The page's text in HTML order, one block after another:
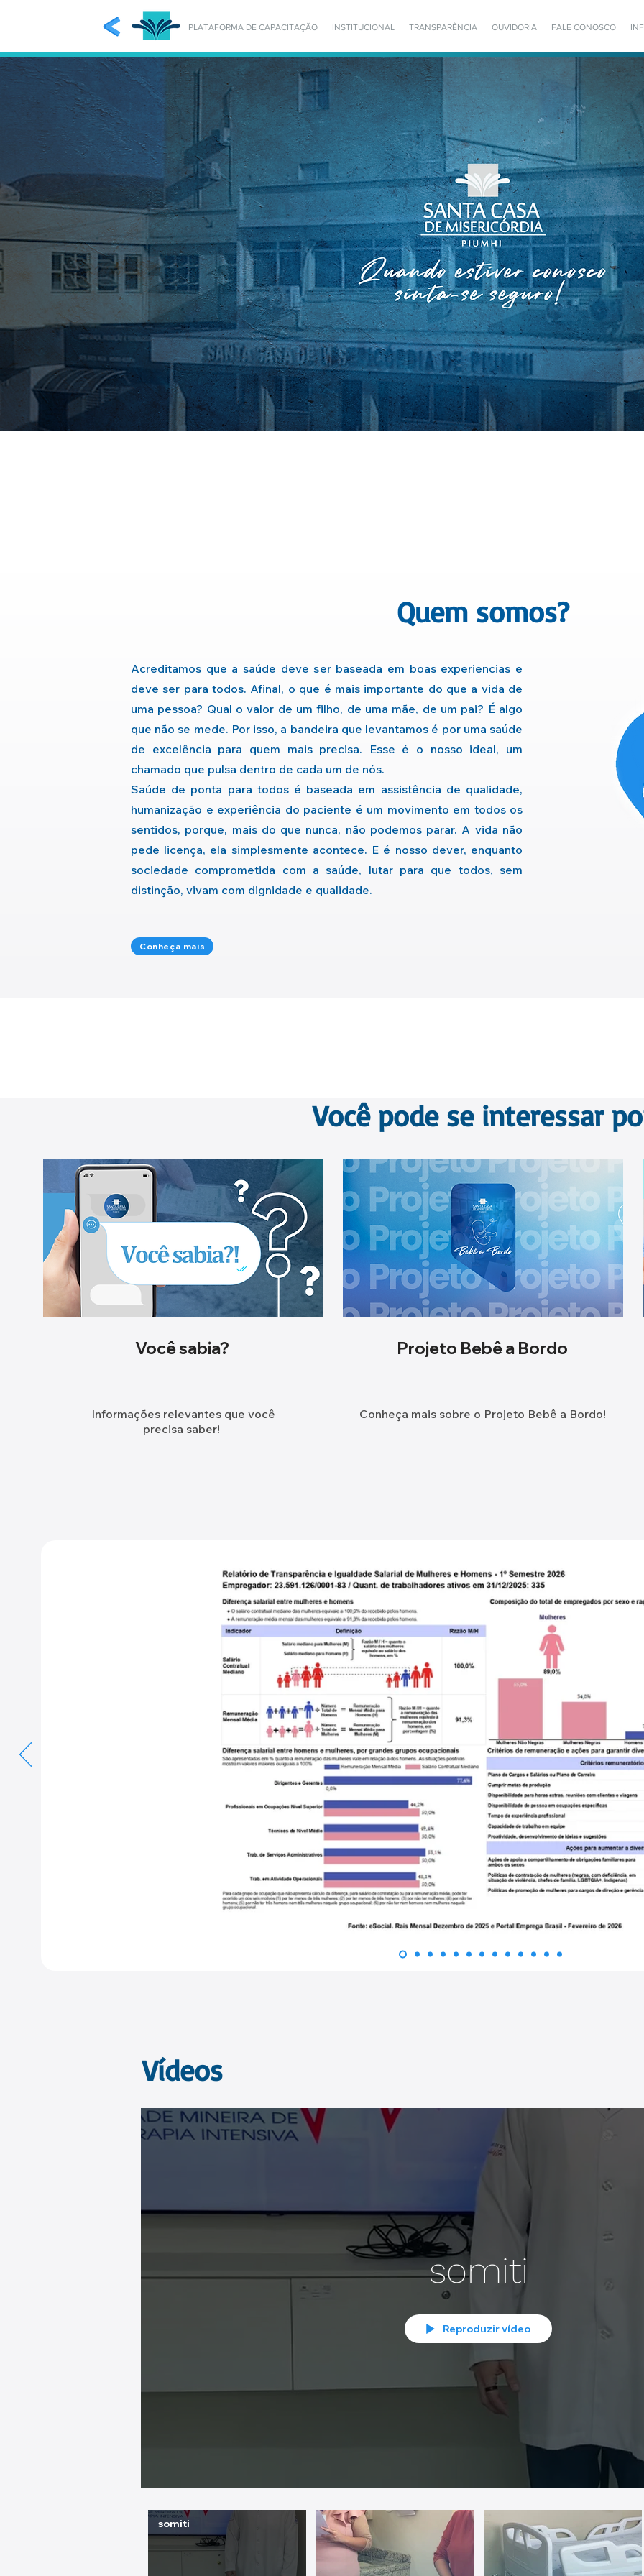
PLATAFORMA DE CAPACITAÇÃO INSTITUCIONAL TRANSPARÊNCIA OUVIDORIA FALE CONOSCO
Quem somos?
Acreditamos que a saúde deve ser baseada em boas experiencias e
deve ser para todos. Afinal, o que é mais importante do que a vida de
uma pessoa? Qual o valor de um filho, de uma mãe, de um pai? É algo
que não se mede. Por isso, a bandeira que levantamos é por uma saúde
de excelência para quem mais precisa.
Esse é o nosso ideal, um
chamado que pulsa dentro de cada um de nós.
Saúde de ponta para todos é baseada em assistência de qualidade,
humanização e experiência do paciente é um movimento em todos os
sentidos, porque, mais do que nunca, não podemos parar. A vida não
pede licença, ela simplesmente acontece. E é nosso dever, enquanto
sociedade comprometida com a saúde, lutar para que todos, sem
distinção, vivam com dignidade e qualidade.
Conheça mais
Você pode se interessar
Você sabia?
Informações relevantes que você
precisa saber!
Projeto Bebê a Bordo
Conheça mais sobre o Projeto Bebê a Bordo!
Vídeos
somiti
Reproduzir vídeo
somiti